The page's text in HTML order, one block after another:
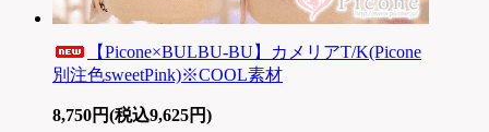
【Picone×BULBU-BU】カメリアT/K(Picone
別注色sweetPink)※COOL素材
8,750円(税込9,625円)